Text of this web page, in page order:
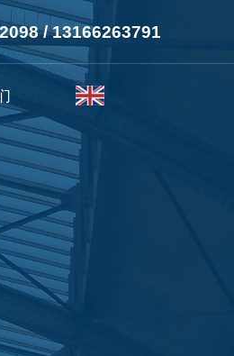
/ 13166263791